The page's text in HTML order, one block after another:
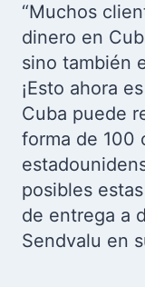
“Muchos
dinero en
sino también
¡Esto ahora
Cuba puede
forma de 100
posibles
de entrega a
Sendvalu en